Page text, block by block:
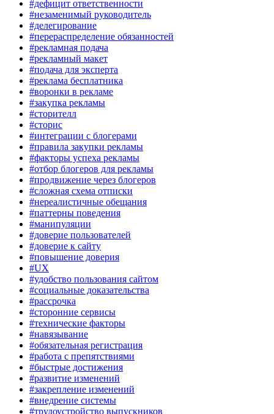
#дефицит ответственности
#незаменимый руководитель
#делегирование
#перераспределение обязанностей
#рекламная подача
#рекламный макет
#подача для эксперта
#реклама бесплатника
#воронки в рекламе
#закупка рекламы
#сторителл
#сторис
#интеграции с блогерами
#правила закупки рекламы
#факторы успеха рекламы
#отбор блогеров для рекламы
#продвижение через блогеров
#сложная схема отписки
#нереалистичные обещания
#паттерны поведения
#манипуляции
#доверие пользователей
#доверие к сайту
#повышение доверия
#UX
#удобство пользования сайтом
#социальные доказательства
#рассрочка
#сторонние сервисы
#технические факторы
#навязывание
#обязательная регистрация
#работа с препятствиями
#быстрые достижения
#развитие изменений
#закрепление изменений
#внедрение системы
#трудоустройство выпускников